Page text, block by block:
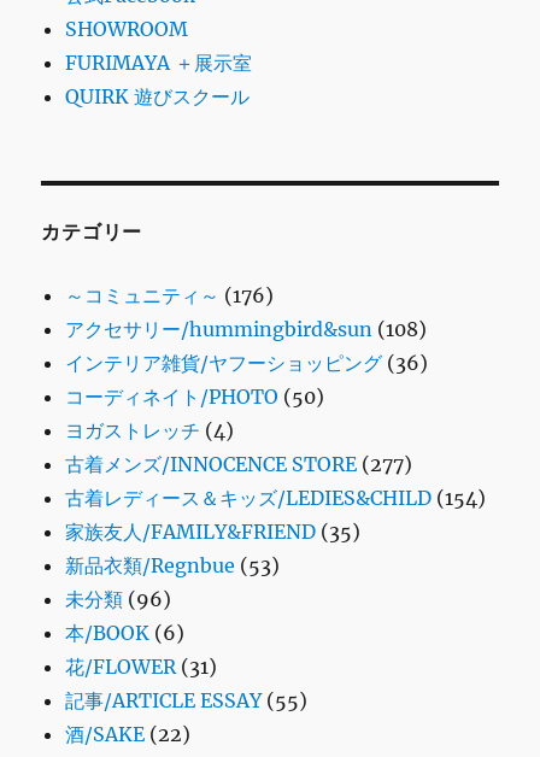
SHOWROOM
FURIMAYA ＋展示室
QUIRK 遊びスクール
カテゴリー
～コミュニティ～ (176)
アクセサリー/hummingbird&sun (108)
インテリア雑貨/ヤフーショッピング (36)
コーディネイト/PHOTO (50)
ヨガストレッチ (4)
古着メンズ/INNOCENCE STORE (277)
古着レディース＆キッズ/LEDIES&CHILD (154)
家族友人/FAMILY&FRIEND (35)
新品衣類/Regnbue (53)
未分類 (96)
本/BOOK (6)
花/FLOWER(31)
記事/ARTICLE ESSAY(55)
酒/SAKE (22)